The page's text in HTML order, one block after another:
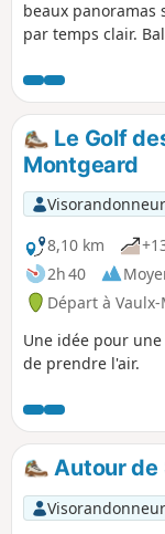
beaux panoramas
par temps clair.
Le Golf
Montgeard
Visorandonneur
8,10 km
2h 40
Départ à
Une idée pour
de prendre l'air.
Autour de
Visorandonneur